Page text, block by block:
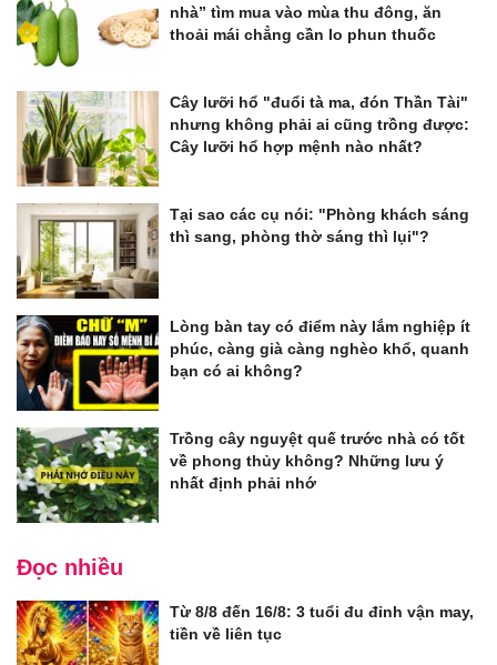
nhà” tìm mua vào mùa thu đông, ăn
thoải mái chẳng cần lo phun thuốc
Cây lưỡi hổ "đuổi tà ma, đón Thần Tài"
nhưng không phải ai cũng trồng được:
Cây lưỡi hổ hợp mệnh nào nhất?
Tại sao các cụ nói: "Phòng khách sáng
thì sang, phòng thờ sáng thì lụi"?
Lòng bàn tay có điểm này lắm nghiệp ít
phúc, càng già càng nghèo khổ, quanh
bạn có ai không?
Trồng cây nguyệt quế trước nhà có tốt
về phong thủy không? Những lưu ý
nhất định phải nhớ
Đọc nhiều
Từ 8/8 đến 16/8: 3 tuổi đu đỉnh vận may,
tiền về liên tục